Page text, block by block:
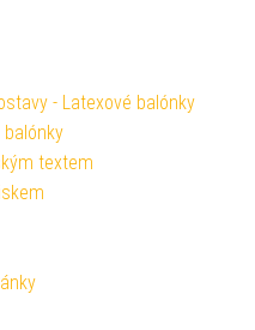
- Latexové balónky
textem